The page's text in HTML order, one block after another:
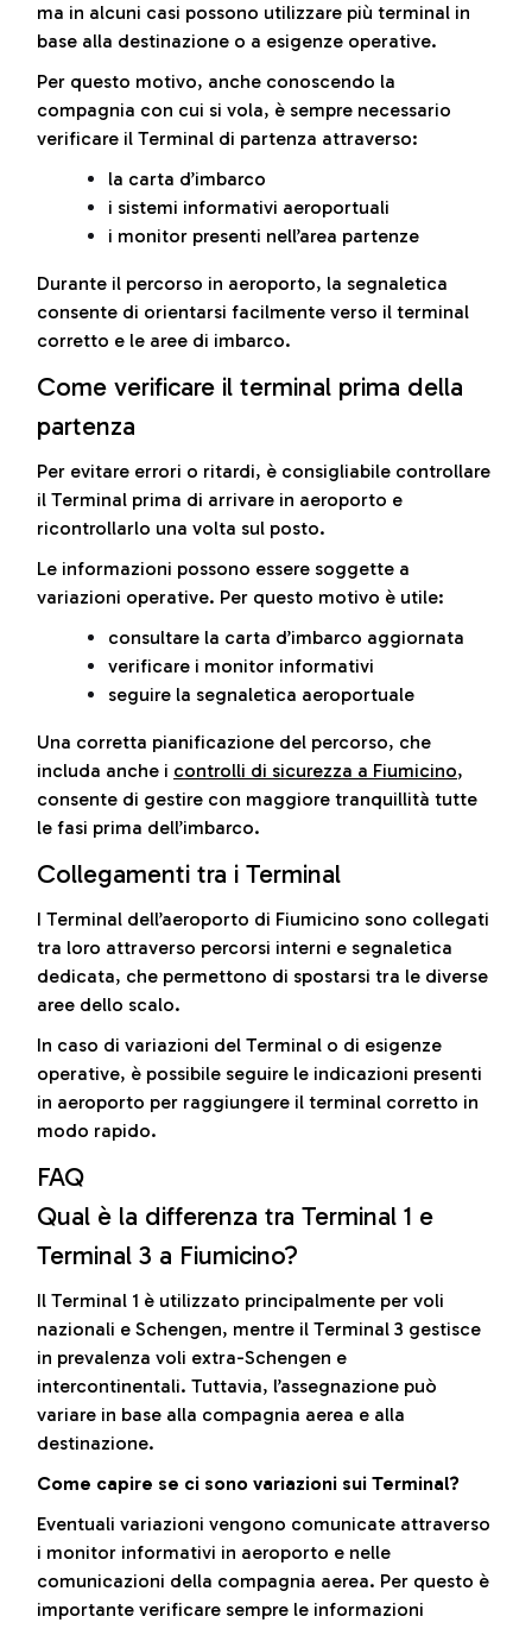
ma in alcuni casi possono utilizzare più terminal in
base alla destinazione o a esigenze operative.
Per questo motivo, anche conoscendo la
compagnia con cui si vola, è sempre necessario
verificare il Terminal di partenza attraverso:
la carta d’imbarco
i sistemi informativi aeroportuali
i monitor presenti nell’area partenze
Durante il percorso in aeroporto, la segnaletica
consente di orientarsi facilmente verso il terminal
corretto e le aree di imbarco.
Come verificare il terminal prima della
partenza
Per evitare errori o ritardi, è consigliabile controllare
il Terminal prima di arrivare in aeroporto e
ricontrollarlo una volta sul posto.
Le informazioni possono essere soggette a
variazioni operative. Per questo motivo è utile:
consultare la carta d’imbarco aggiornata
verificare i monitor informativi
seguire la segnaletica aeroportuale
Una corretta pianificazione del percorso, che
includa anche i controlli di sicurezza a Fiumicino,
consente di gestire con maggiore tranquillità tutte
le fasi prima dell’imbarco.
Collegamenti tra i Terminal
I Terminal dell’aeroporto di Fiumicino sono collegati
tra loro attraverso percorsi interni e segnaletica
dedicata, che permettono di spostarsi tra le diverse
aree dello scalo.
In caso di variazioni del Terminal o di esigenze
operative, è possibile seguire le indicazioni presenti
in aeroporto per raggiungere il terminal corretto in
modo rapido.
FAQ
Qual è la differenza tra Terminal 1 e
Terminal 3 a Fiumicino?
Il Terminal 1 è utilizzato principalmente per voli
nazionali e Schengen, mentre il Terminal 3 gestisce
in prevalenza voli extra-Schengen e
intercontinentali. Tuttavia, l’assegnazione può
variare in base alla compagnia aerea e alla
destinazione.
Come capire se ci sono variazioni sui Terminal?
Eventuali variazioni vengono comunicate attraverso
i monitor informativi in aeroporto e nelle
comunicazioni della compagnia aerea. Per questo è
importante verificare sempre le informazioni